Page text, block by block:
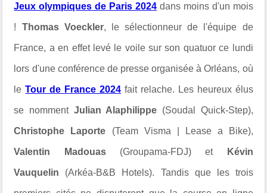
Jeux olympiques de Paris 2024 dans moins d'un mois
! Thomas Voeckler, le sélectionneur de l'équipe de
France, a en effet levé le voile sur son quatuor ce lundi
lors d'une conférence de presse organisée à Orléans, où
leTour de France 2024 fait relache. Les heureux élus
se nomment Julian Alaphilippe (Soudal Quick-Step),
Christophe Laporte (Team Visma | Lease a Bike),
Valentin Madouas(Groupama-FDJ) et Kévin
Vauquelin (Arkéa-B&B Hotels). Tandis que les trois